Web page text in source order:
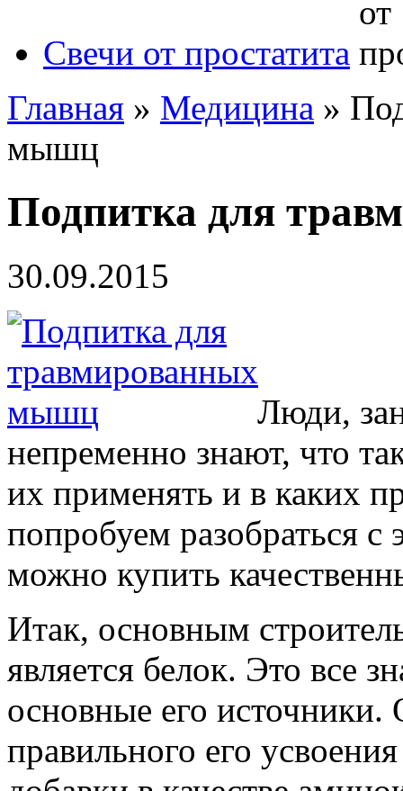
Свечи от простатита
Главная » Медицина »
мышц
Подпитка для
30.09.2015
Люди,
непременно знают, что
их применять и в каких
попробуем разобраться
можно купить
Итак, основным
является белок. Это все
основные его источники.
правильного его